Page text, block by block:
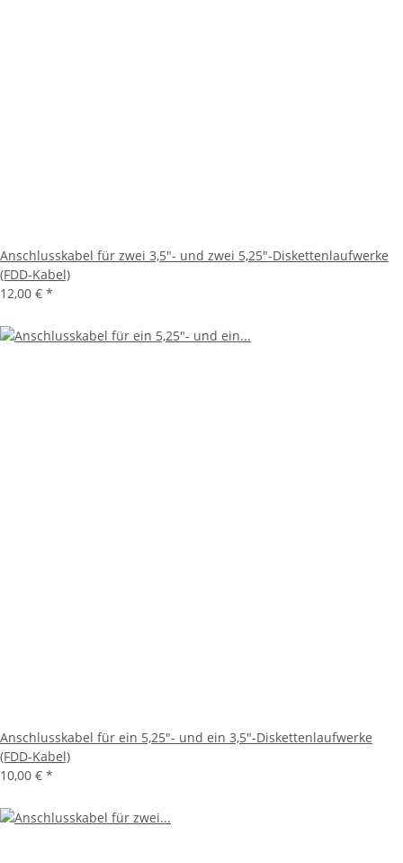
Anschlusskabel für zwei 3,5"- und zwei 5,25"-Diskettenlaufwerke
(FDD-Kabel)
12,00 € *
Anschlusskabel für ein 5,25"- und ein 3,5"-Diskettenlaufwerke
(FDD-Kabel)
10,00 € *